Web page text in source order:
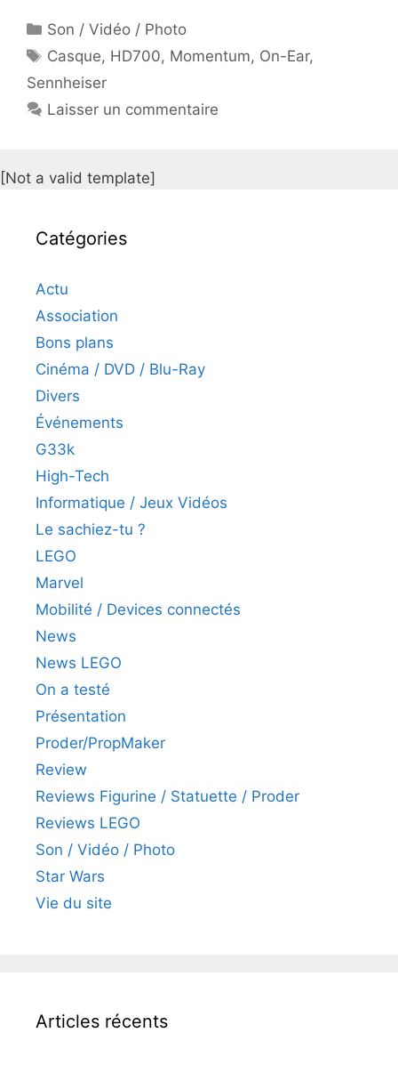
Catégories
Son / Vidéo / Photo
Étiquettes
Casque, HD700, Momentum, On-Ear,
Sennheiser
Laisser un commentaire
[Not a valid template]
Catégories
Actu
Association
Bons plans
Cinéma / DVD / Blu-Ray
Divers
Événements
G33k
High-Tech
Informatique / Jeux Vidéos
Le sachiez-tu ?
LEGO
Marvel
Mobilité / Devices connectés
News
News LEGO
On a testé
Présentation
Proder/PropMaker
Review
Reviews Figurine / Statuette / Proder
Reviews LEGO
Son / Vidéo / Photo
Star Wars
Vie du site
Articles récents